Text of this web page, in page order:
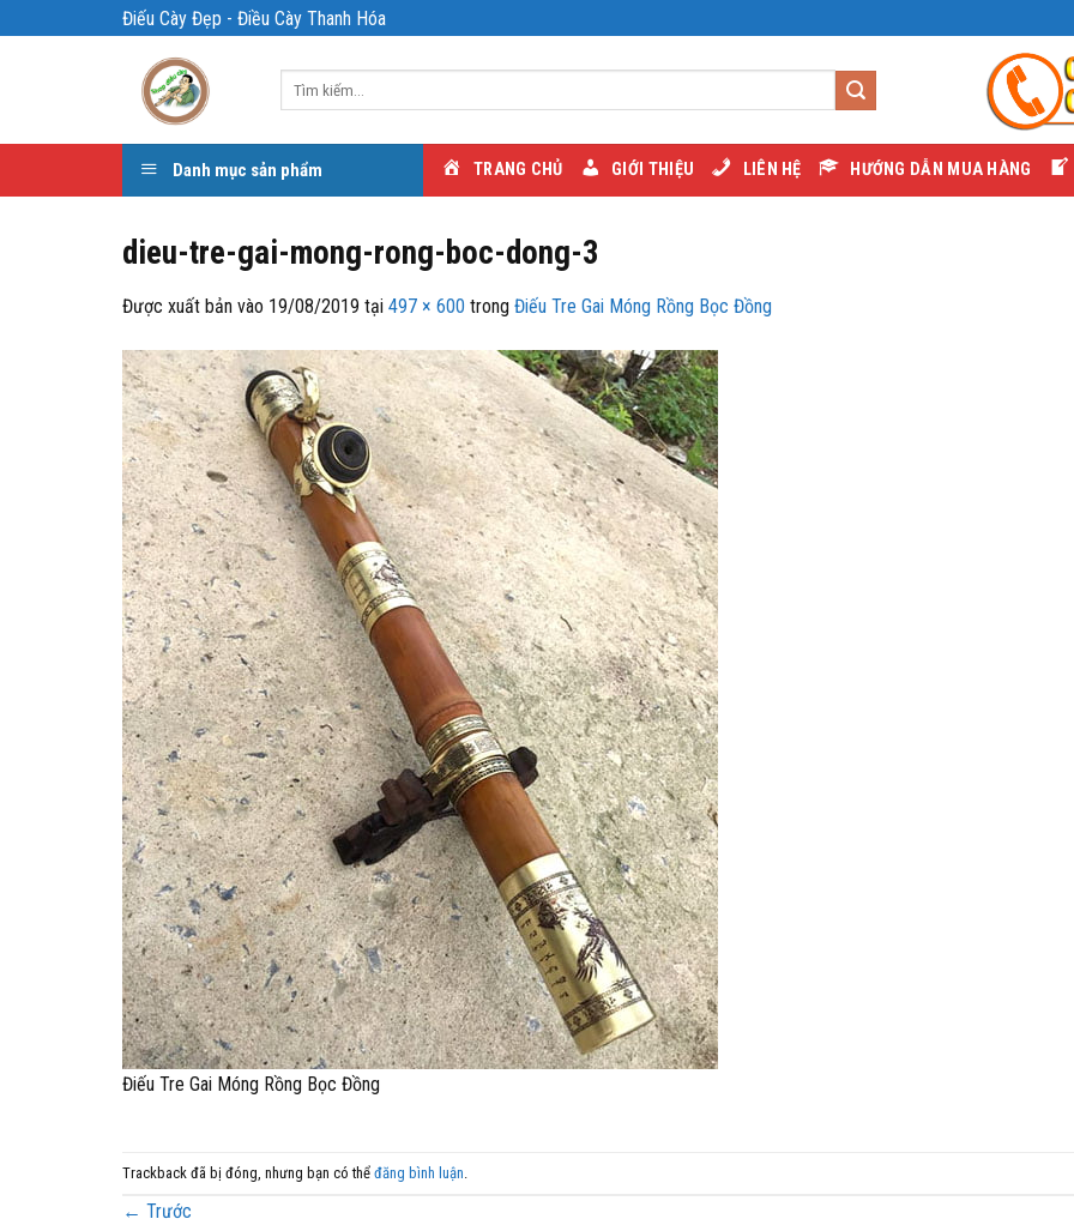
qua
Điếu Cày Đẹp - Điều Cày Thanh Hóa
Danh mục sản phẩm TRANG CHỦ GIỚI THIỆU LIÊN HỆ HƯỚNG DẪN MUA HÀNG
dieu-tre-gai-mong-rong-boc-dong-3
Được xuất bản vào 19/08/2019 tại 497 × 600 trong Điếu Tre Gai Móng Rồng Bọc Đồng
Điếu Tre Gai Móng Rồng Bọc Đồng
Trackback đã bị đóng, nhưng bạn có thể đăng bình luận
← Trước